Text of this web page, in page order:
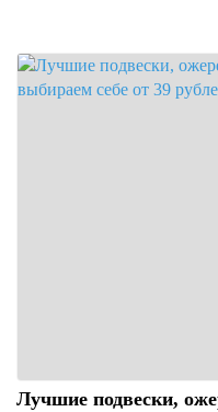
Лучшие подвески,